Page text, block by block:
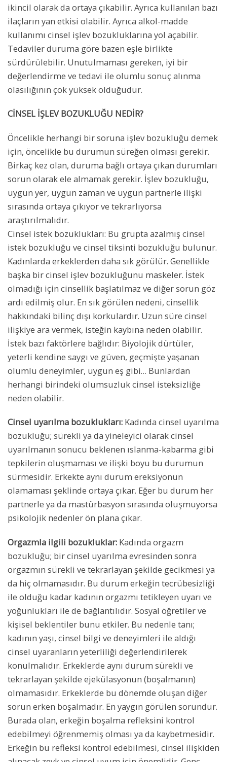
ikincil olarak da ortaya çıkabilir. Ayrıca kullanılan bazı
ilaçların yan etkisi olabilir. Ayrıca alkol-madde
kullanımı cinsel işlev bozukluklarına yol açabilir.
Tedaviler duruma göre bazen eşle birlikte
sürdürülebilir. Unutulmaması gereken, iyi bir
değerlendirme ve tedavi ile olumlu sonuç alınma
olasılığının çok yüksek olduğudur.
CİNSEL İŞLEV BOZUKLUĞU NEDİR?
Öncelikle herhangi bir soruna işlev bozukluğu demek
için, öncelikle bu durumun süreğen olması gerekir.
Birkaç kez olan, duruma bağlı ortaya çıkan durumları
sorun olarak ele almamak gerekir. İşlev bozukluğu,
uygun yer, uygun zaman ve uygun partnerle ilişki
sırasında ortaya çıkıyor ve tekrarlıyorsa
araştırılmalıdır.
Cinsel istek bozuklukları: Bu grupta azalmış cinsel
istek bozukluğu ve cinsel tiksinti bozukluğu bulunur.
Kadınlarda erkeklerden daha sık görülür. Genellikle
başka bir cinsel işlev bozukluğunu maskeler. İstek
olmadığı için cinsellik başlatılmaz ve diğer sorun göz
ardı edilmiş olur. En sık görülen nedeni, cinsellik
hakkındaki bilinç dışı korkulardır. Uzun süre cinsel
ilişkiye ara vermek, isteğin kaybına neden olabilir.
İstek bazı faktörlere bağlıdır: Biyolojik dürtüler,
yeterli kendine saygı ve güven, geçmişte yaşanan
olumlu deneyimler, uygun eş gibi… Bunlardan
herhangi birindeki olumsuzluk cinsel isteksizliğe
neden olabilir.
Cinsel uyarılma bozuklukları: Kadında cinsel uyarılma
bozukluğu; sürekli ya da yineleyici olarak cinsel
uyarılmanın sonucu beklenen ıslanma-kabarma gibi
tepkilerin oluşmaması ve ilişki boyu bu durumun
sürmesidir. Erkekte aynı durum ereksiyonun
olamaması şeklinde ortaya çıkar. Eğer bu durum her
partnerle ya da mastürbasyon sırasında oluşmuyorsa
psikolojik nedenler ön plana çıkar.
Orgazmla ilgili bozukluklar: Kadında orgazm
bozukluğu; bir cinsel uyarılma evresinden sonra
orgazmın sürekli ve tekrarlayan şekilde gecikmesi ya
da hiç olmamasıdır. Bu durum erkeğin tecrübesizliği
ile olduğu kadar kadının orgazmı tetikleyen uyarı ve
yoğunlukları ile de bağlantılıdır. Sosyal öğretiler ve
kişisel beklentiler bunu etkiler. Bu nedenle tanı;
kadının yaşı, cinsel bilgi ve deneyimleri ile aldığı
cinsel uyaranların yeterliliği değerlendirilerek
konulmalıdır. Erkeklerde aynı durum sürekli ve
tekrarlayan şekilde ejekülasyonun (boşalmanın)
olmamasıdır. Erkeklerde bu dönemde oluşan diğer
sorun erken boşalmadır. En yaygın görülen sorundur.
Burada olan, erkeğin boşalma refleksini kontrol
edebilmeyi öğrenmemiş olması ya da kaybetmesidir.
Erkeğin bu refleksi kontrol edebilmesi, cinsel ilişkiden